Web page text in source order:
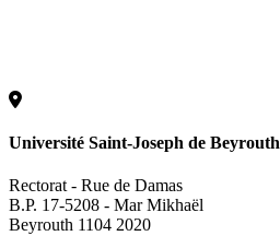
Université Saint-Joseph de Beyrouth
Rectorat - Rue de Damas
B.P. 17-5208 - Mar Mikhaël
Beyrouth 1104 2020